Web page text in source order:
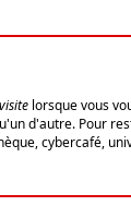
lorsque vous
d'autre. Pour
cybercafé,